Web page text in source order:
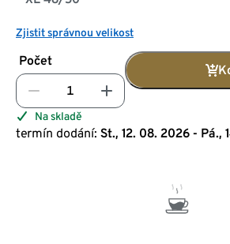
Zjistit správnou velikost
Počet
Na skladě
termín dodání: St., 12. 08. 2026 - Pá.,